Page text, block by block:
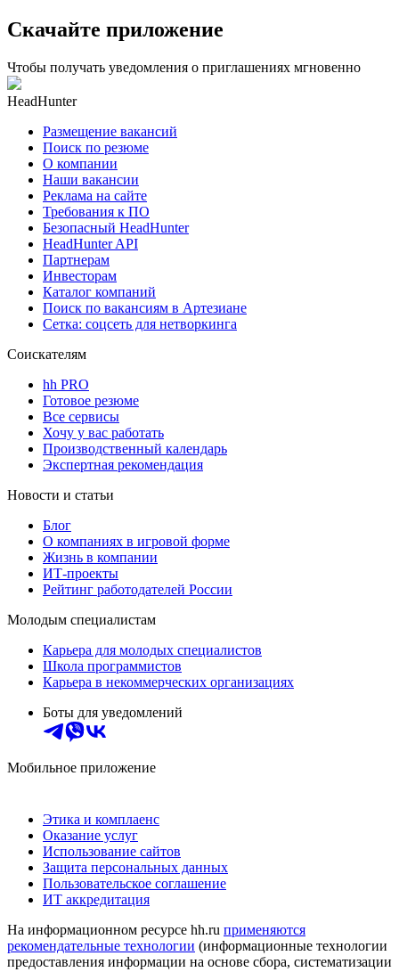
Скачайте приложение
Чтобы получать уведомления о приглашениях мгновенно
HeadHunter
Размещение вакансий
Поиск по резюме
О компании
Наши вакансии
Реклама на сайте
Требования к ПО
Безопасный HeadHunter
HeadHunter API
Партнерам
Инвесторам
Каталог компаний
Поиск по вакансиям в Артезиане
Сетка: соцсеть для нетворкинга
Соискателям
hh PRO
Готовое резюме
Все сервисы
Хочу у вас работать
Производственный календарь
Экспертная рекомендация
Новости и статьи
Блог
О компаниях в игровой форме
Жизнь в компании
ИТ-проекты
Рейтинг работодателей России
Молодым специалистам
Карьера для молодых специалистов
Школа программистов
Карьера в некоммерческих организациях
Боты для уведомлений
Мобильное приложение
Этика и комплаенс
Оказание услуг
Использование сайтов
Защита персональных данных
Пользовательское соглашение
ИТ аккредитация
На информационном ресурсе hh.ru применяются
рекомендательные технологии (информационные технологии
предоставления информации на основе сбора, систематизации